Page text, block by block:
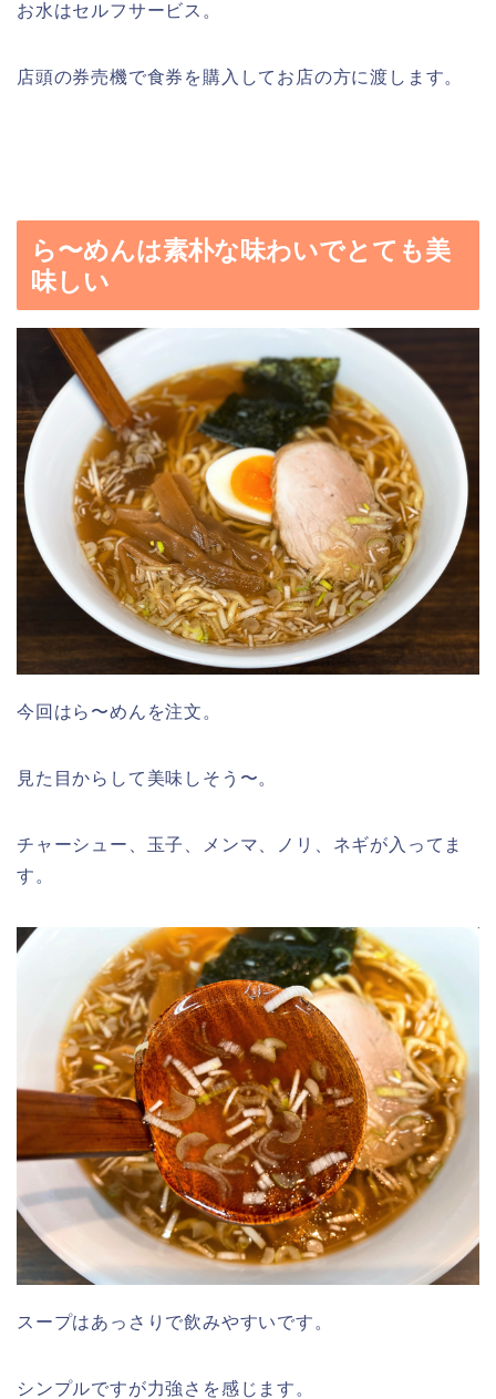
お水はセルフサービス。
店頭の券売機で食券を購入してお店の方に渡します。
ら〜めんは素朴な味わいでとても美
味しい
今回はら〜めんを注文。
見た目からして美味しそう〜。
チャーシュー、玉子、メンマ、ノリ、ネギが入ってま
す。
スープはあっさりで飲みやすいです。
シンプルですが力強さを感じます。